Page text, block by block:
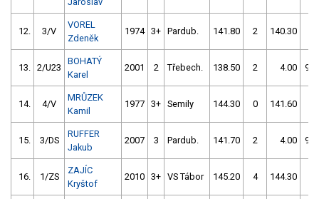
12. 3/V
VOREL
Zdeněk
1974 3+ Pardub. 141.80 2 140.30
13. 2/U23
BOHATÝ
Karel
2001 2 Třebech. 138.50 2 4.00 999
14. 4/V
MRŮZEK
Kamil
1977 3+ Semily 144.30 0 141.60
15. 3/DS
RUFFER
Jakub
2007 3 Pardub. 141.70 2 4.00 999
16. 1/ZS
ZAJÍC
Kryštof
2010 3+ VS Tábor 145.20 4 144.30